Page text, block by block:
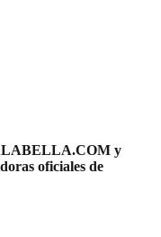
y
oficiales de